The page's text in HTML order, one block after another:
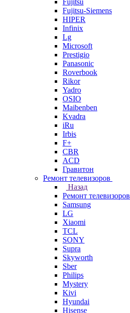
Fujitsu
Fujitsu-Siemens
HIPER
Infinix
Lg
Microsoft
Prestigio
Panasonic
Roverbook
Rikor
Yadro
OSIO
Maibenben
Kvadra
iRu
Irbis
F+
CBR
ACD
Гравитон
Ремонт телевизоров
Назад
Ремонт телевизоров
Samsung
LG
Xiaomi
TCL
SONY
Supra
Skyworth
Sber
Philips
Mystery
Kivi
Hyundai
Hisense